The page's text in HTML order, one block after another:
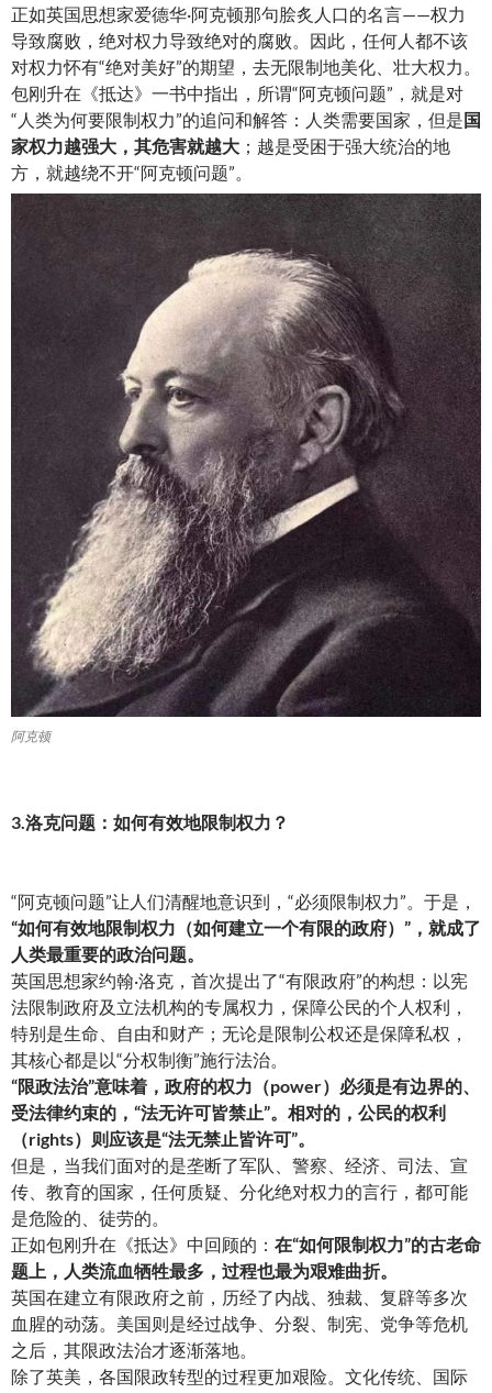
正如英国思想家爱德华·阿克顿那句脍炙人口的名言——权力
导致腐败，绝对权力导致绝对的腐败。因此，任何人都不该
对权力怀有“绝对美好”的期望，去无限制地美化、壮大权力。
包刚升在《抵达》一书中指出，所谓“阿克顿问题”，就是对
“人类为何要限制权力”的追问和解答：人类需要国家，但是 国
家权力越强大，其危害就越大 ；越是受困于强大统治的地
方，就越绕不开“阿克顿问题”。
阿克顿
3.洛克问题：如何有效地限制权力？
“阿克顿问题”让人们清醒地意识到，“必须限制权力”。于是，
“如何有效地限制权力（如何建立一个有限的政府）”，就成了
人类最重要的政治问题。
英国思想家约翰·洛克，首次提出了“有限政府”的构想：以宪
法限制政府及立法机构的专属权力，保障公民的个人权利，
特别是生命、自由和财产；无论是限制公权还是保障私权，
其核心都是以“分权制衡”施行法治。
“限政法治”意味着，政府的权力（power）必须是有边界的、
受法律约束的，“法无许可皆禁止”。相对的，公民的权利
（rights）则应该是“法无禁止皆许可”。
但是，当我们面对的是垄断了军队、警察、经济、司法、宣
传、教育的国家，任何质疑、分化绝对权力的言行，都可能
是危险的、徒劳的。
正如包刚升在《抵达》中回顾的： 在“如何限制权力”的古老命
题上， 人类流血牺牲最多，过程也最为艰难曲折。
英国在建立有限政府之前，历经了内战、独裁、复辟等多次
血腥的动荡。美国则是经过战争、分裂、制宪、党争等危机
之后，其限政法治才逐渐落地。
除了英美，各国限政转型的过程更加艰险。文化传统、国际